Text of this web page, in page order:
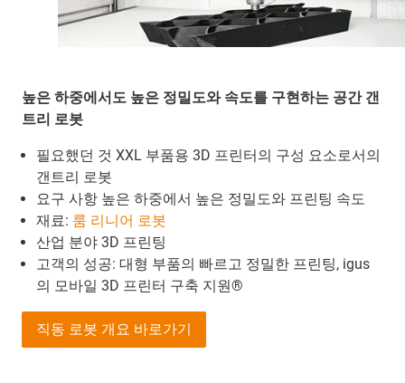
높은 하중에서도 높은 정밀도와 속도를 구현하는 공간 갠
트리 로봇
필요했던 것 XXL 부품용 3D 프린터의 구성 요소로서의
갠트리 로봇
요구 사항 높은 하중에서 높은 정밀도와 프린팅 속도
재료: 룸 리니어 로봇
산업 분야 3D 프린팅
고객의 성공: 대형 부품의 빠르고 정밀한 프린팅, igus
의 모바일 3D 프린터 구축 지원®
직동 로봇 개요 바로가기